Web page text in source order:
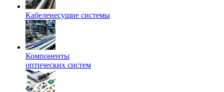
Кабеленесущие системы
Компоненты
оптических систем